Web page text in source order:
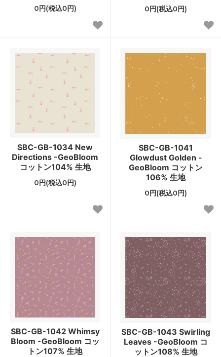
0円(税込0円) 0円(税込0円)
SBC-GB-1034 New
Directions -GeoBloom
コットン104% 生地
0円(税込0円)
SBC-GB-1041
Glowdust Golden -
GeoBloom コットン
106% 生地
0円(税込0円)
SBC-GB-1042 Whimsy
Bloom -GeoBloom コッ
トン107% 生地
SBC-GB-1043 Swirling
Leaves -GeoBloom コ
ットン108% 生地